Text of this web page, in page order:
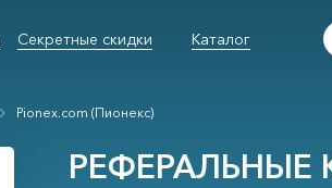
Секретные скидки Каталог
Pionex.com (Пионекс)
РЕФЕРАЛЬНЫЕ